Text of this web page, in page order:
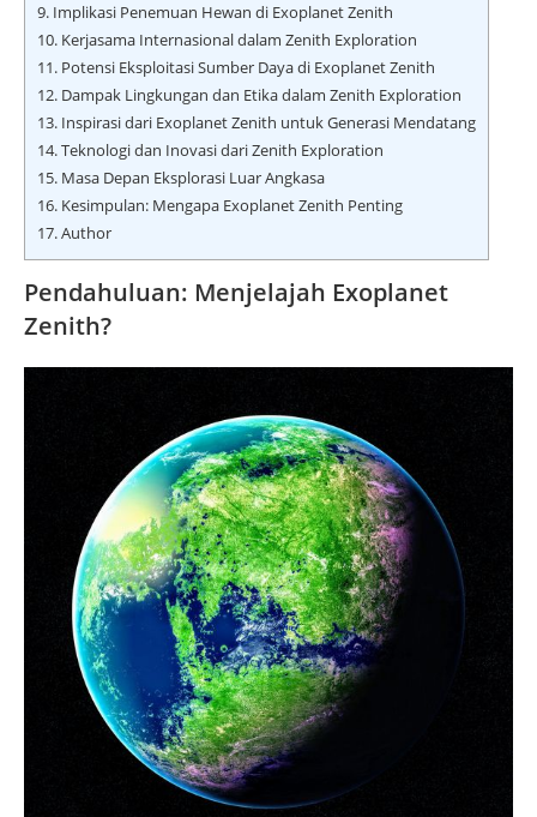
9. Implikasi Penemuan Hewan di Exoplanet Zenith
10. Kerjasama Internasional dalam Zenith Exploration
11. Potensi Eksploitasi Sumber Daya di Exoplanet Zenith
12. Dampak Lingkungan dan Etika dalam Zenith Exploration
13. Inspirasi dari Exoplanet Zenith untuk Generasi Mendatang
14.Teknologi dan Inovasi dari Zenith Exploration
15. Masa Depan Eksplorasi Luar Angkasa
16. Kesimpulan: Mengapa Exoplanet Zenith Penting
17.Author
Pendahuluan: Menjelajah Exoplanet
Zenith?